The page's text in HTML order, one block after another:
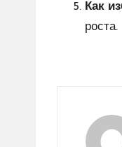
Как
роста.